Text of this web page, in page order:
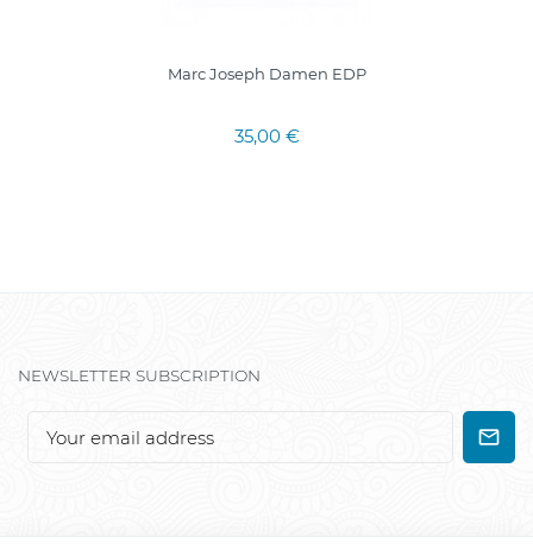
Marc Joseph Damen EDP
35,00 €
NEWSLETTER SUBSCRIPTION